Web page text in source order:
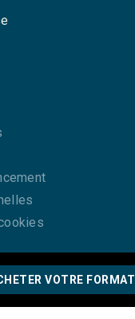
VOTRE FORMAT
GRASSET© 2026